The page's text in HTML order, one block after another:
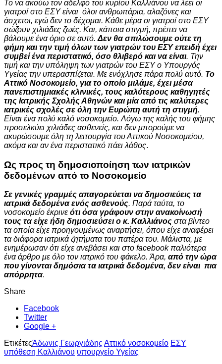
Το να ακούω τον αδελφό του κυρίου Καλλιάνου να λέει οι
γιατροί στο ΕΣΥ είναι όλοι ανθρωπάρια, αλαζόνες και
άσχετοι, εγώ δεν το δέχομαι. Κάθε μέρα οι γιατροί στο ΕΣΥ
σώζουν χιλιάδες ζωές. Και, κάποια στιγμή, πρέπει να
βάλουμε ένα όριο σε αυτό.Δεν θα σπιλώσουμε ούτε τη
φήμη και την τιμή όλων των γιατρών του ΕΣΥ επειδή έχει
συμβεί ένα περιστατικό, όσο θλιβερό και να είναι. Την
τιμή και την υπόληψη των γιατρών του ΕΣΥ ο Υπουργός
Υγείας την υπερασπίζεται. Με ενόχλησε πάρα πολύ αυτό. Το
Αττικό Νοσοκομείο, για το οποίο μιλάμε, έχει μέσα
πανεπιστημιακές κλινικές, τους καλύτερους καθηγητές
της Ιατρικής Σχολής Αθηνών και μία από τις καλύτερες
ιατρικές σχολές σε όλη την Ευρώπη αυτή τη στιγμή.
Είναι ένα πολύ καλό νοσοκομείο. Λόγω της καλής του φήμης
προσελκύει χιλιάδες ασθενείς, και δεν μπορούμε να
ακυρώσουμε όλη τη λειτουργία του Αττικού Νοσοκομείου,
ακόμα και αν ένα περιστατικό πάει λάθος.
Ως προς τη δημοσιοποίηση των ιατρικών
δεδομένων από το Νοσοκομείο
Σε γενικές γραμμές απαγορεύεται να δημοσιεύεις τα
ιατρικά δεδομένα ενός ασθενούς. Παρά ταύτα, το
νοσοκομείο έκρινε ότι όσα γράφουν στην ανακοίνωσή
τους τα είχε ήδη δημοσιεύσει ο κ. Καλλιάνος στα βίντεο
τα οποία είχε προηγουμένως αναρτήσει, όπου είχε αναφέρει
τα διάφορα ιατρικά ζητήματα του πατέρα του. Μάλιστα, με
ενημέρωσαν ότι είχε ανεβάσει και στο facebook παλιότερα
ένα άρθρο με όλο τον ιατρικό του φάκελο. Άρα, από την ώρα
που γίνονται δημόσια τα ιατρικά δεδομένα, δεν είναι πια
απόρρητα.
Share
Facebook
Twitter
Google +
ΕτικέτεςΆδωνις Γεωργιάδης Αττικό νοσοκομείο ΕΣΥ
υπόθεση Καλλιάνου υπουργείο Υγείας